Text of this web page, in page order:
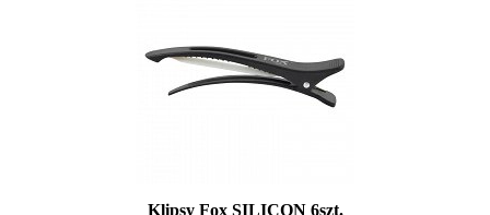
Klipsy Fox SILICON 6szt.